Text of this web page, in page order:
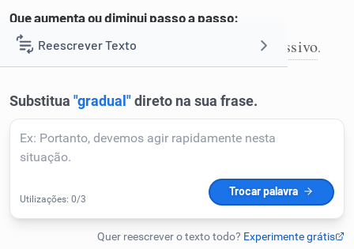
Reescrever Texto
Corrigir Texto
Humanizador de IA
Que aumenta ou diminui passo a passo:
1 gradativo,paulatino sucessivo.